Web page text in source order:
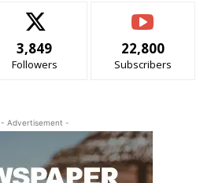
3,849
Followers
22,800
Subscribers
- Advertisement -